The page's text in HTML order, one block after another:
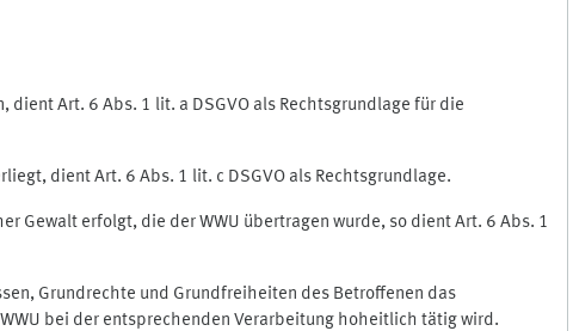
Art. 6 Abs. 1 lit. a DSGVO als Rechtsgrundlage für die
dient Art. 6 Abs. 1 lit. c DSGVO als Rechtsgrundlage.
Gewalt erfolgt, die der WWU übertragen wurde, so dient Art. 6 Abs. 1
Grundrechte und Grundfreiheiten des Betroffenen das
bei der entsprechenden Verarbeitung hoheitlich tätig wird.